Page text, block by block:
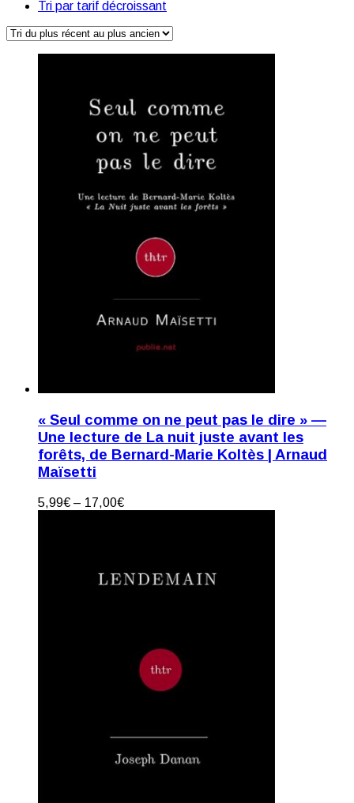
Tri par tarif décroissant
« Seul comme on ne peut pas le dire » —
Une lecture de La nuit juste avant les
forêts, de Bernard-Marie Koltès | Arnaud
Maïsetti
5,99€ – 17,00€